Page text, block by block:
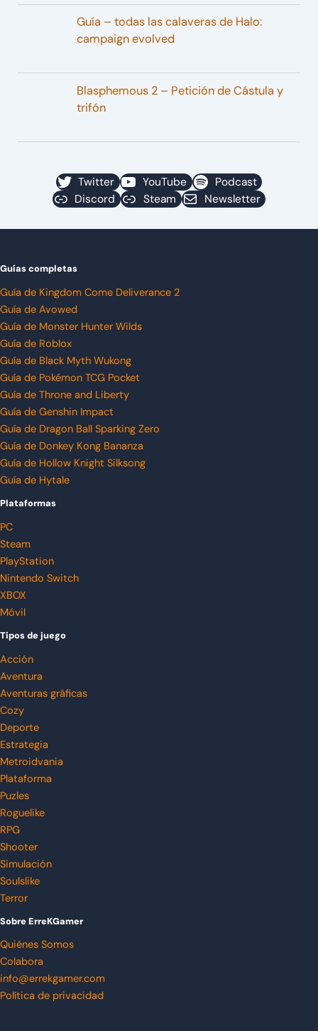
Guía – todas las calaveras de Halo:
campaign evolved
Blasphemous 2 – Petición de Cástula y
trifón
Twitter YouTube
Podcast
Discord
Steam Newsletter
Guías completas
Guía de Kingdom Come Deliverance 2
Guía de Avowed
Guía de Monster Hunter Wilds
Guía de Roblox
Guía de Black Myth Wukong
Guía de Pokémon TCG Pocket
Guía de Throne and Liberty
Guía de Genshin Impact
Guía de Dragon Ball Sparking Zero
Guía de Donkey Kong Bananza
Guía de Hollow Knight Silksong
Guía de Hytale
Plataformas
PC
Steam
PlayStation
Nintendo Switch
XBOX
Móvil
Tipos de juego
Acción
Aventura
Aventuras gráficas
Cozy
Deporte
Estrategia
Metroidvania
Plataforma
Puzles
Roguelike
RPG
Shooter
Simulación
Soulslike
Terror
Sobre ErreKGamer
Quiénes Somos
Colabora
info@errekgamer.com
Política de privacidad